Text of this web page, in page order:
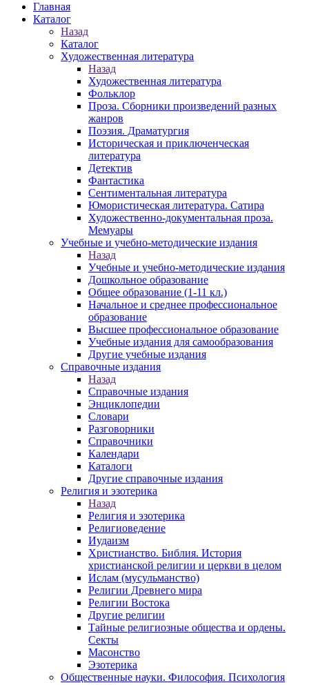
Главная
Каталог
Назад
Каталог
Художественная литература
Назад
Художественная литература
Фольклор
Проза. Сборники произведений разных
жанров
Поэзия. Драматургия
Историческая и приключенческая
литература
Детектив
Фантастика
Сентиментальная литература
Юмористическая литература. Сатира
Художественно-документальная проза.
Мемуары
Учебные и учебно-методические издания
Назад
Учебные и учебно-методические издания
Дошкольное образование
Общее образование (1-11 кл.)
Начальное и среднее профессиональное
образование
Высшее профессиональное образование
Учебные издания для самообразования
Другие учебные издания
Справочные издания
Назад
Справочные издания
Энциклопедии
Словари
Разговорники
Справочники
Календари
Каталоги
Другие справочные издания
Религия и эзотерика
Назад
Религия и эзотерика
Религиоведение
Иудаизм
Христианство. Библия. История
христианской религии и церкви в целом
Ислам (мусульманство)
Религии Древнего мира
Религии Востока
Другие религии
Тайные религиозные общества и ордены.
Секты
Масонство
Эзотерика
Общественные науки. Философия. Психология